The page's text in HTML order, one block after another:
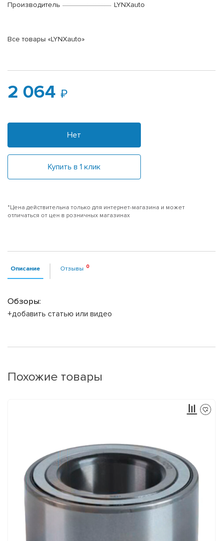
Производитель
LYNXauto
Все товары «LYNXauto»
2 064
Нет
Купить в 1 клик
*Цена действительна только для интернет-магазина и может
отличаться от цен в розничных магазинах
Описание Отзывы
Обзоры:
+добавить статью или видео
Похожие товары